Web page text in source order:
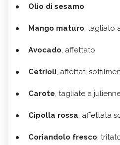
Olio di sesamo
Mango maturo, tagliato
Avocado, affettato
Cetrioli, affettati
Carote, tagliate a
Cipolla rossa, affettata
Coriandolo fresco,